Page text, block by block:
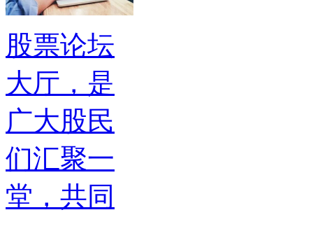
股票论坛
大厅，是
广大股民
们汇聚一
堂，共同